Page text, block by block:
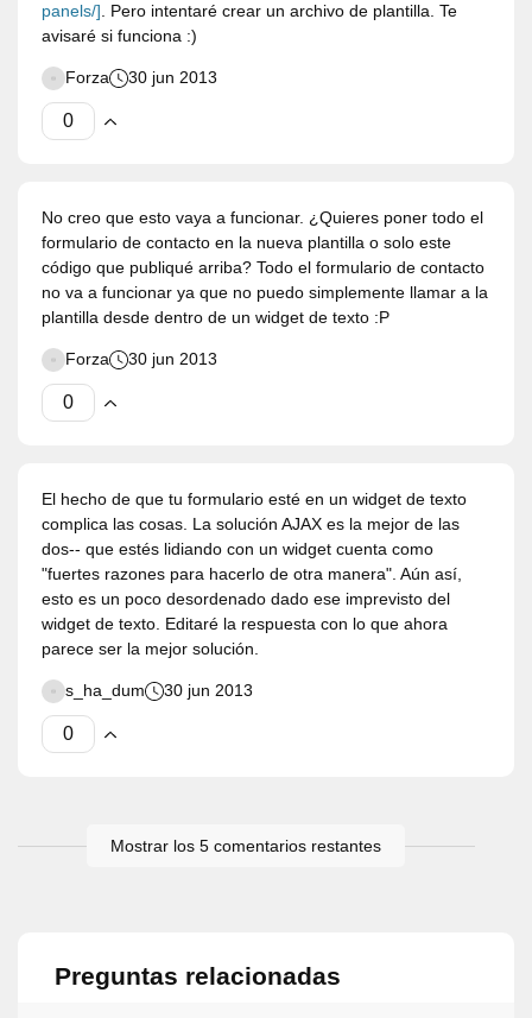
panels/] . Pero intentaré crear un archivo de plantilla. Te
avisaré si funciona :)
Forza 30 jun 2013
No creo que esto vaya a funcionar. ¿Quieres poner todo el
formulario de contacto en la nueva plantilla o solo este
código que publiqué arriba? Todo el formulario de contacto
no va a funcionar ya que no puedo simplemente llamar a la
plantilla desde dentro de un widget de texto :P
Forza 30 jun 2013
El hecho de que tu formulario esté en un widget de texto
complica las cosas. La solución AJAX es la mejor de las
dos-- que estés lidiando con un widget cuenta como
"fuertes razones para hacerlo de otra manera". Aún así,
esto es un poco desordenado dado ese imprevisto del
widget de texto. Editaré la respuesta con lo que ahora
parece ser la mejor solución.
s_ha_dum 30 jun 2013
Mostrar los 5 comentarios restantes
Preguntas relacionadas